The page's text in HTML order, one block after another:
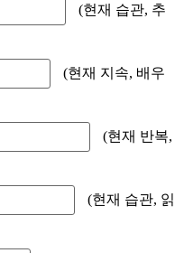
(현재 습관, 추
(현재 지속, 배우
(현재 반복,
(현재 습관, 읽